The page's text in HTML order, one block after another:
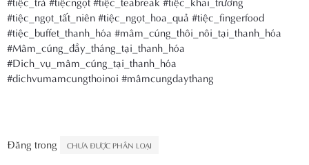
#tiệc_ngọt_tất_niên#tiệc_ngọt_hoa_quả #tiệc_fingerfood
#tiệc_buffet_thanh_hóa #mâm_cúng_thôi_nôi_tại_thanh_hóa
#Mâm_cúng_đầy_tháng_tại_thanh_hóa
#Dich_vụ_mâm_cúng_tại_thanh_hóa
#dichvumamcungthoinoi #mâmcungdaythang
Đăng trong CHƯA ĐƯỢC PHÂN LOẠI